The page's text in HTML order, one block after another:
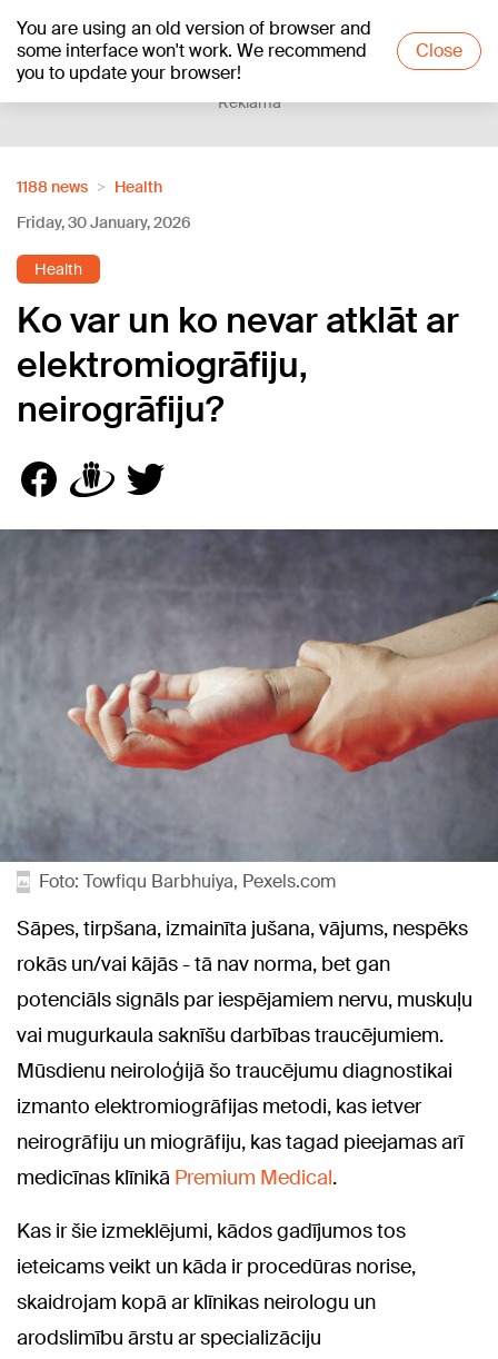
You are using an old version of browser and
some interface won't work. We recommend
you to update your browser!
Close
+16°C
Reklāma
1188 news
Health
Friday, 30 January, 2026
Health
Ko var un ko nevar atklāt ar
elektromiogrāfiju,
neirogrāfiju?
Foto: Towfiqu Barbhuiya, Pexels.com
Sāpes, tirpšana, izmainīta jušana, vājums, nespēks
rokās un/vai kājās - tā nav norma, bet gan
potenciāls signāls par iespējamiem nervu, muskuļu
vai mugurkaula saknīšu darbības traucējumiem.
Mūsdienu neiroloģijā šo traucējumu diagnostikai
izmanto elektromiogrāfijas metodi, kas ietver
neirogrāfiju un miogrāfiju, kas tagad pieejamas arī
medicīnas klīnikā Premium Medical.
Kas ir šie izmeklējumi, kādos gadījumos tos
ieteicams veikt un kāda ir procedūras norise,
skaidrojam kopā ar klīnikas neirologu un
arodslimību ārstu ar specializāciju